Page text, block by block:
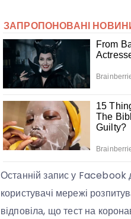
Останній запис у Facebook
користувачі мережі
відповіла, що тест на